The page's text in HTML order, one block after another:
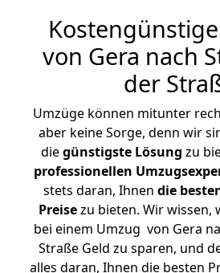
von Gera nach
der
Umzüge können mitunter
aber keine Sorge, denn wir
diegünstigste Lösung zu
professionellen
stets daran, Ihnen die
Preisezu bieten. Wir wissen,
bei einem Umzug von Gera
Straße Geld zu sparen, und
alles daran, Ihnen die besten